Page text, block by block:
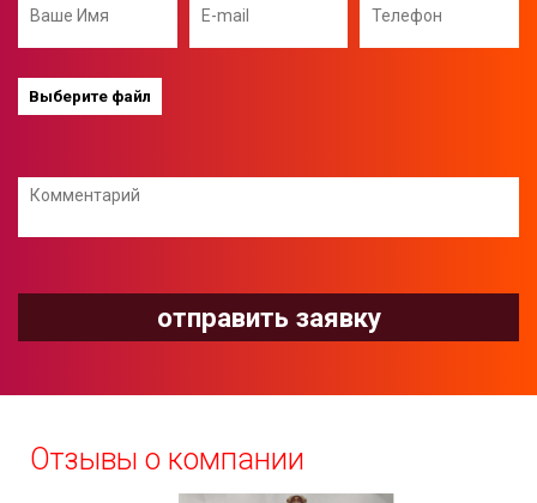
Отзывы о компании